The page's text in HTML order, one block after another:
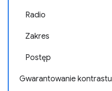
Radio
Zakres
Postęp
Gwarantowanie kontrastu